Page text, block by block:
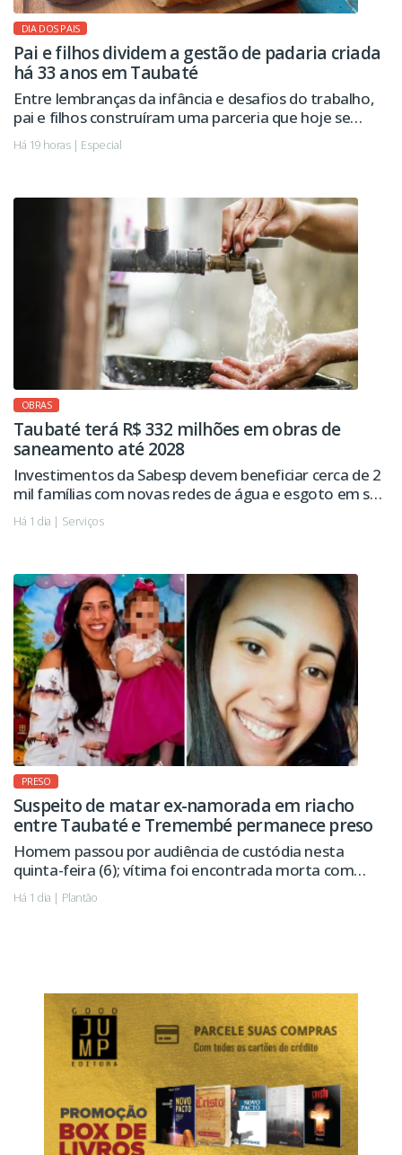
DIA DOS PAIS
Pai e filhos dividem a gestão de padaria criada
há 33 anos em Taubaté
Entre lembranças da infância e desafios do trabalho,
pai e filhos construíram uma parceria que hoje se
estende à administração da empresa.
Há 19 horas | Especial
OBRAS
Taubaté terá R$ 332 milhões em obras de
saneamento até 2028
Investimentos da Sabesp devem beneficiar cerca de 2
mil famílias com novas redes de água e esgoto em seis
regiões da cidade.
Há 1 dia | Serviços
PRESO
Suspeito de matar ex-namorada em riacho
entre Taubaté e Tremembé permanece preso
Homem passou por audiência de custódia nesta
quinta-feira (6); vítima foi encontrada morta com
sinais de violência.
Há 1 dia | Plantão